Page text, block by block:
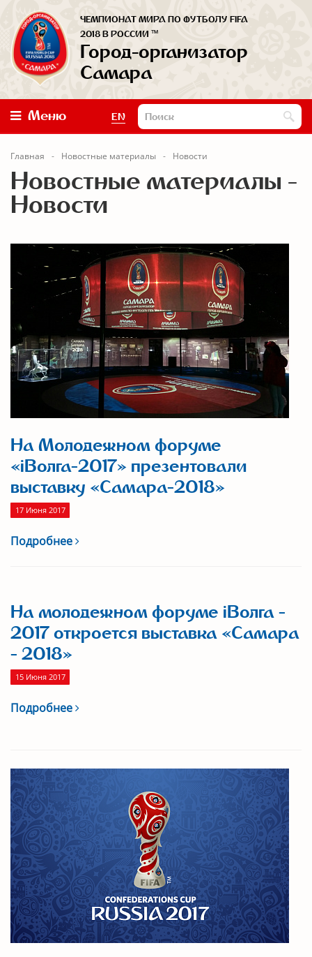
ЧЕМПИОНАТ МИРА ПО ФУТБОЛУ FIFA
2018 В РОССИИ ™
Город-организатор
Самара
Меню EN
Главная Новостные материалы Новости
Новостные материалы -
Новости
На Молодежном форуме
«iВолга-2017» презентовали
выставку «Самара-2018»
17 Июня 2017
Подробнее
На молодежном форуме iВолга -
2017 откроется выставка «Самара
- 2018»
15 Июня 2017
Подробнее